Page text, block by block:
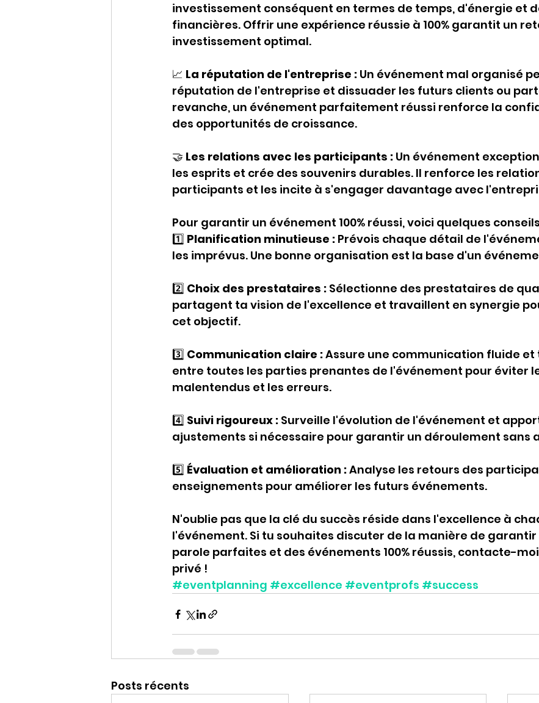
investissement conséquent en termes de temps, d'énergie et
financières. Offrir une expérience réussie à 100% garantit un
investissement optimal.
📈 La réputation de l'entreprise : Un événement mal organisé
réputation de l'entreprise et dissuader les futurs clients ou
revanche, un événement parfaitement réussi renforce la
des opportunités de croissance.
🤝 Les relations avec les participants : Un événement
les esprits et crée des souvenirs durables. Il renforce les
participants et les incite à s'engager davantage avec
Pour garantir un événement 100% réussi, voici quelques
1️⃣ Planification minutieuse : Prévois chaque détail de
les imprévus. Une bonne organisation est la base d'un
2️⃣ Choix des prestataires : Sélectionne des prestataires de
partagent ta vision de l'excellence et travaillent en synergie
cet objectif.
3️⃣ Communication claire : Assure une communication fluide
entre toutes les parties prenantes de l'événement pour éviter
malentendus et les erreurs.
4️⃣ Suivi rigoureux : Surveille l'évolution de l'événement et
ajustements si nécessaire pour garantir un déroulement sans
5️⃣ Évaluation et amélioration : Analyse les retours des
enseignements pour améliorer les futurs événements.
N'oublie pas que la clé du succès réside dans l'excellence à
l'événement. Si tu souhaites discuter de la manière de garantir
parole parfaites et des événements 100% réussis, contacte-
privé !
#eventplanning #excellence #eventprofs #success
Posts récents